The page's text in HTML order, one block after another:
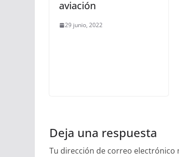
aviación
29 junio, 2022
Deja una respuesta
Tu dirección de correo electrónico